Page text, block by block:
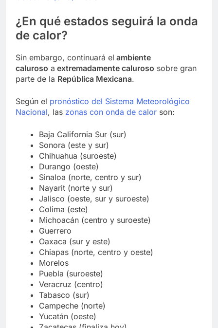
¿En qué estados seguirá la onda
de calor?
Sin embargo, continuará el ambiente
caluroso a extremadamente caluroso sobre gran
parte de la República Mexicana.
Según el pronóstico del Sistema Meteorológico
Nacional, las zonas con onda de calor son:
Baja California Sur (sur)
Sonora (este y sur)
Chihuahua (suroeste)
Durango (oeste)
Sinaloa (norte, centro y sur)
Nayarit (norte y sur)
Jalisco (oeste, sur y suroeste)
Colima (este)
Michoacán (centro y suroeste)
Guerrero
Oaxaca (sur y este)
Chiapas (norte, centro y oeste)
Morelos
Puebla (suroeste)
Veracruz (centro)
Tabasco (sur)
Campeche (norte)
Yucatán (oeste)